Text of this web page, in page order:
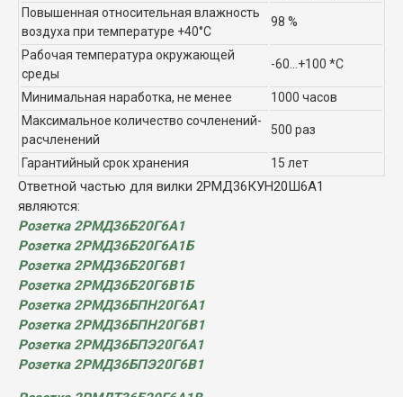
Повышенная относительная влажность
воздуха при температуре +40°C
98 %
Рабочая температура окружающей
среды
-60...+100 *C
Минимальная наработка, не менее
1000 часов
Максимальное количество сочленений-
расчленений
500 раз
Гарантийный срок хранения 15 лет
Ответной частью для вилки 2РМД36КУН20Ш6А1
являются:
Розетка 2РМД36Б20Г6А1
Розетка 2РМД36Б20Г6А1Б
Розетка 2РМД36Б20Г6В1
Розетка 2РМД36Б20Г6В1Б
Розетка 2РМД36БПН20Г6А1
Розетка 2РМД36БПН20Г6В1
Розетка 2РМД36БПЭ20Г6А1
Розетка 2РМД36БПЭ20Г6В1